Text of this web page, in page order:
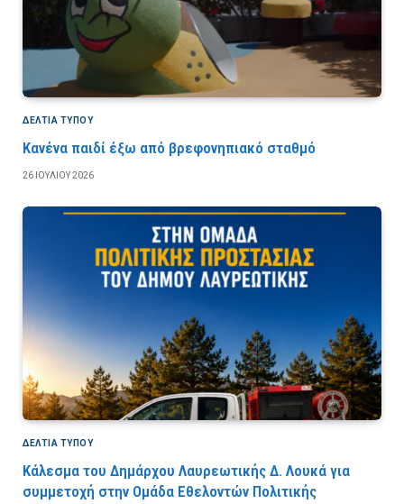
ΔΕΛΤΙΑ ΤΥΠΟΥ
Κανένα παιδί έξω από βρεφονηπιακό σταθμό
26 ΙΟΥΛΊΟΥ 2026
ΔΕΛΤΙΑ ΤΥΠΟΥ
Κάλεσμα του Δημάρχου Λαυρεωτικής Δ. Λουκά για
συμμετοχή στην Ομάδα Εθελοντών Πολιτικής